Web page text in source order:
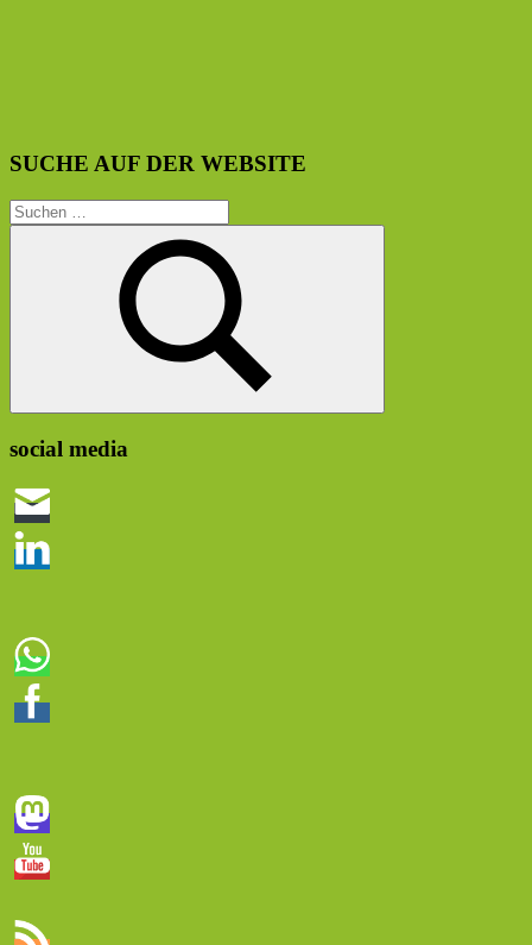
SUCHE AUF DER WEBSITE
Suchen
nach:
Suchen
social media